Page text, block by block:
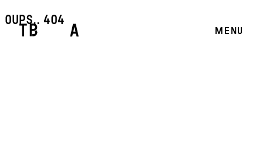
MENU
oups.. 404